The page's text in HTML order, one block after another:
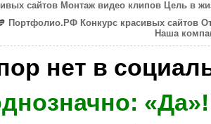
сайтов Монтаж видео клипов Цель в
Портфолио.РФ Конкурс красивых сайтов
Наша
нет в
«Да»!